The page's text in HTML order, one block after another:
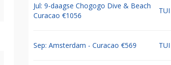
Jul: 9-daagse Chogogo Dive & Beach
Curacao €1056
TUI
Sep: Amsterdam - Curacao €569 TUI